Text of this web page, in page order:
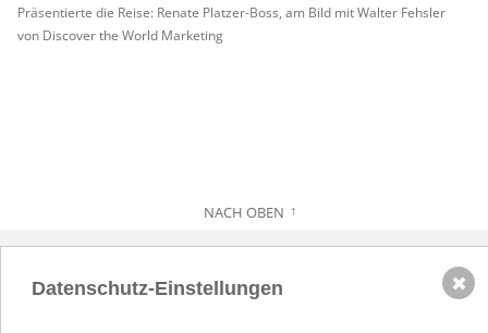
Präsentierte die Reise: Renate Platzer-Boss, am Bild mit Walter Fehsler
von Discover the World Marketing
NACH OBEN
Lassallestraße 7a, Unit 5, Top 101-
1
Datenschutz-Einstellungen ✖